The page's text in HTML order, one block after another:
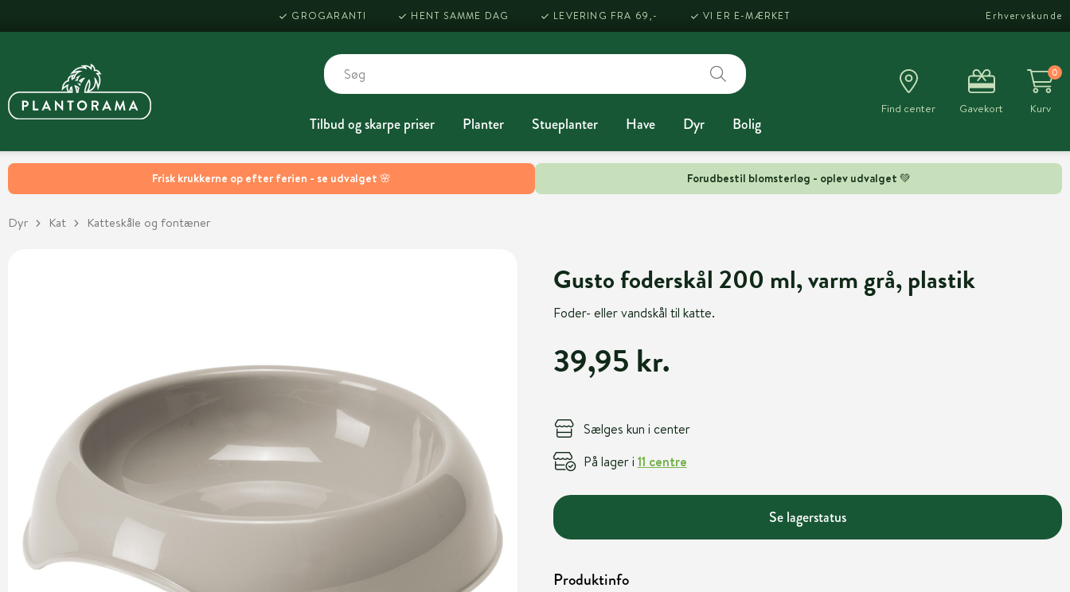
Frisk krukkerne op efter ferien - se udvalget 🌸 Forudbestil blomsterløg - oplev udvalget 💚
GROGARANTI HENT SAMME DAG LEVERING FRA 69,- VI ER E-MÆRKET Erhvervskunde
Tilbud og skarpe priser Planter Stueplanter Have Dyr Bolig
Find center Gavekort
0
Kurv
Dyr Kat Katteskåle og fontæner
Gusto foderskål 200 ml, varm grå, plastik
Foder- eller vandskål til katte.
39,95 kr.
Sælges kun i center
På lager i 11 centre
Se lagerstatus
Produktinfo